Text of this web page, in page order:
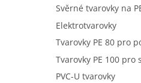
Svěrné tvarovky na
Elektrotvarovky
Tvarovky PE 80 pro
Tvarovky PE 100 pro
PVC-U tvarovky